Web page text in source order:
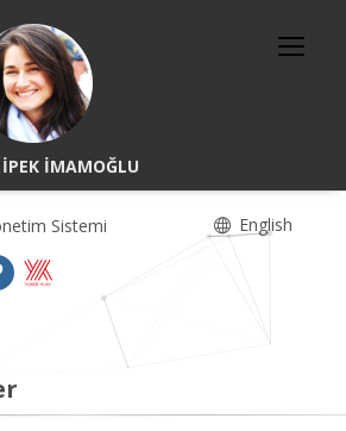
İMAMOĞLU
Sistemi English